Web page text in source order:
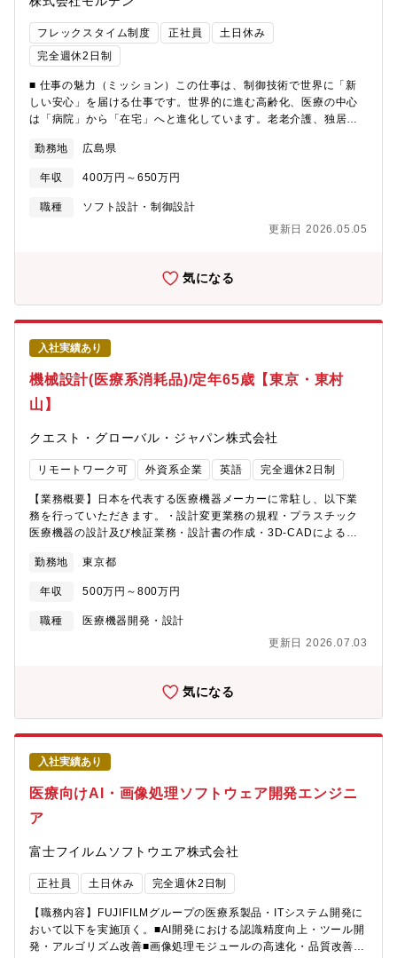
業員の95%がITエンジニアになります。スタッフも5%所属してお
りますが、そのうちITエンジニア出身者が4割ほどいるなどITエン
ジニアを尊重した社風・環境がある企業です。■富士フイルムグル
ープ唯一の全社横断ソフトウエア企業富士フイルムグループが展
開するさまざまな事業にソフトウエア開発・IT技術開発の面から
横断的に関わり、富士フイルムが世界中に展開するソフトウエア
製品やサービスを主体的に開発しています。研究開発、DX、製品
ITの面から支えています。■医療・製薬業界へ向けたAI画像解析/診
きた技術を活かし、医療業界や製薬業界へ技術支援を行っており
連事業の買収も行っており、医用画像情報システム(PACS)は世界
シェアNo.1、メディカルシステムも国内シェア1位・世界シェア2
https://www.fujifilm.com/ffs/ja/careers【富士フイルムソフトウエ
v=7c3HwQBU5xk&list=TLGGy9EVVfYvby0zMTEwMjAyMg
フレックスタイム制度 正社員
土日休み
完全週休2日制
■ 仕事の魅力（ミッション）この仕事は、制御技術で世界に「新
しい安心」を届ける仕事です。世界的に進む高齢化、医療の中心
は「病院」から「在宅」へと進化しています。老老介護、独居高
が、一般家庭へと広がっているのです。私たちは、その最前線
で、「制御技術」を武器に社会課題を解決するエンジニアを求め
ています。■ 業務内容医療・福祉の現場に加え、在宅介護環境に
おける未解決課題を解決する、組込制御設計／システム設計をお
具ではありません。・生体センシング・IoT連携・状態検知アルゴ
ます。構想設計から制御仕様設計、ソフト開発、評価検証まで、
製品の中枢を担うポジションです。＜健康用品事業本部の製品に
ついて＞主に手掛けるのはロボティックマットレス、自動フィッ
ティングマットレス、特殊マットレス、標準マットレスといった
「マットレス製品」です。エアマットレスは業界トップシェアを
誇り、その他ポジショニングケア用品（ポジショニングピロー、
体位変換器）、生活動作支援用具（手すり、歩行車、移動用リフ
ト、スロープ、電動式ベッド等）、クルマイス、口腔ケア用品、
排せつ支援機器等あります。本ポジションでは制御技術が必要と
は、人々の生活をサポートし、医療・福祉分野での課題解決に貢
献する製品の開発と提供を行っています。少子高齢化を見据えス
ポーツ以外の分野(健康分野)を開拓すべく、よく眠れるマットレス
ア技術「中空体技術（空気を閉じ込める）」を、エアマットレス
に応用することから始めました。※配属先の製品開発統括部 設計
開発部には設計者が7名（CAD専門３名／学術研究グループ４
名）、新卒と中途は半々の割合です。■ 配属先からのメッセージ
ら外へと広がる豊かな人生を支えたい。私たちが向き合う“顧客”は
の専門職・独居で暮らす高齢者そのすべての「不安」や「困りご
と」を減らすことが使命です。これまで当社が培ってきた医療・
緒にしませんか。■ 求めるエンジニア像 - 技術のための技術では
勤務地 広島県
年収 400万円～650万円
職種
ソフト設計・制御設計
更新日 2026.05.05
気になる
入社実績あり
機械設計(医療系消耗品)/定年65歳【東京・東村
山】
クエスト・グローバル・ジャパン株式会社
リモートワーク可 外資系企業 英語 完全週休2日制
【業務概要】日本を代表する医療機器メーカーに常駐し、以下業
務を行っていただきます。・設計変更業務の規程・プラスチック
医療機器の設計及び検証業務・設計書の作成・3D-CADによる設
都東村山市の客先での業務になります(東村山駅徒歩10分程)。
【同社について】・世界18ヶ国に展開、社員数約20,000名を擁す
るQuEST Global Services Pte. Ltd.を親会社に持つグローバル・
エンジニアリング・ソリューションカンパニーです。・航空機エ
業分野における世界の企業に対してエンジニアリング支援を行っ
方、フレックス制度適用可能等、柔軟な働き方が可能で長期的に
経験を活かして働くことができる会社です。・多くの方が中途入
社されており様々なバックグランドの方が活躍されておりま
す。・パソナから2025年で4名の内定受諾実績あり。選考フロー
は熟知しておりますので、内定まで丁寧にフォロー致します。
勤務地 東京都
年収 500万円～800万円
職種
医療機器開発・設計
更新日 2026.07.03
気になる
入社実績あり
医療向けAI・画像処理ソフトウェア開発エンジニ
ア
富士フイルムソフトウエア株式会社
正社員 土日休み 完全週休2日制
【職務内容】FUJIFILMグループの医療系製品・ITシステム開発に
おいて以下を実施頂く。■AI開発における認識精度向上・ツール開
発・アルゴリズム改善■画像処理モジュールの高速化・品質改善